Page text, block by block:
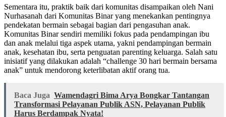
Sementara itu, praktik baik dari komunitas disampaikan oleh Nani
Nurhasanah dari Komunitas Binar yang menekankan pentingnya
pendekatan bermain sebagai bagian dari pengasuhan anak.
Komunitas Binar sendiri memiliki fokus pada pendampingan ibu
dan anak melalui tiga aspek utama, yakni pendampingan bermain
anak, kesehatan ibu, serta penguatan parenting keluarga. Salah satu
inisiatif yang dilakukan adalah “challenge 30 hari bermain bersama
anak” untuk mendorong keterlibatan aktif orang tua.
Baca Juga Wamendagri Bima Arya Bongkar Tantangan
Transformasi Pelayanan Publik ASN, Pelayanan Publik
Harus Berdampak Nyata!